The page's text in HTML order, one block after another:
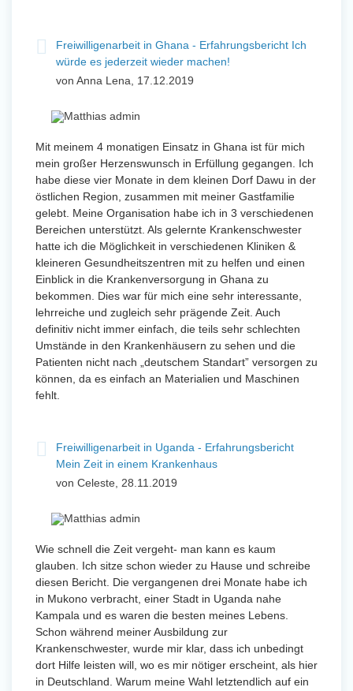
Freiwilligenarbeit in Ghana - Erfahrungsbericht Ich
würde es jederzeit wieder machen!
von Anna Lena, 17.12.2019
Mit meinem 4 monatigen Einsatz in Ghana ist für mich
mein großer Herzenswunsch in Erfüllung gegangen. Ich
habe diese vier Monate in dem kleinen Dorf Dawu in der
östlichen Region, zusammen mit meiner Gastfamilie
gelebt. Meine Organisation habe ich in 3 verschiedenen
Bereichen unterstützt. Als gelernte Krankenschwester
hatte ich die Möglichkeit in verschiedenen Kliniken &
kleineren Gesundheitszentren mit zu helfen und einen
Einblick in die Krankenversorgung in Ghana zu
bekommen. Dies war für mich eine sehr interessante,
lehrreiche und zugleich sehr prägende Zeit. Auch
definitiv nicht immer einfach, die teils sehr schlechten
Umstände in den Krankenhäusern zu sehen und die
Patienten nicht nach „deutschem Standart” versorgen zu
können, da es einfach an Materialien und Maschinen
fehlt.
Freiwilligenarbeit in Uganda - Erfahrungsbericht
Mein Zeit in einem Krankenhaus
von Celeste, 28.11.2019
Wie schnell die Zeit vergeht- man kann es kaum
glauben. Ich sitze schon wieder zu Hause und schreibe
diesen Bericht. Die vergangenen drei Monate habe ich
in Mukono verbracht, einer Stadt in Uganda nahe
Kampala und es waren die besten meines Lebens.
Schon während meiner Ausbildung zur
Krankenschwester, wurde mir klar, dass ich unbedingt
dort Hilfe leisten will, wo es mir nötiger erscheint, als hier
in Deutschland. Warum meine Wahl letztendlich auf ein